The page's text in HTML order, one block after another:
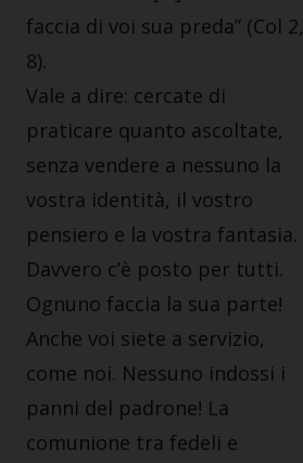
faccia di voi sua preda” (Col 2,
8).
Vale a dire: cercate di
praticare quanto ascoltate,
senza vendere a nessuno la
vostra identità, il vostro
pensiero e la vostra fantasia.
Davvero c’è posto per tutti.
Ognuno faccia la sua parte!
Anche voi siete a servizio,
come noi. Nessuno indossi i
panni del padrone! La
comunione tra fedeli e